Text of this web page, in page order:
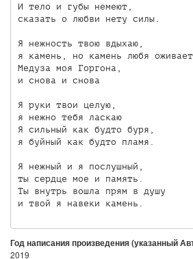
И тело и губы немеют,
сказать о любви нету силы.
Я нежность твою вдыхаю,
я камень, но камень любя оживает.
Медуза моя Горгона,
и снова и снова
Я руки твои целую,
я нежно тебя ласкаю
Я сильный как будто буря,
я буйный как будто пламя.
Я нежный и я послушный,
ты сердце мое и память.
Ты внутрь вошла прям в душу
и твой я навеки камень.
Год написания произведения (указанный
2019